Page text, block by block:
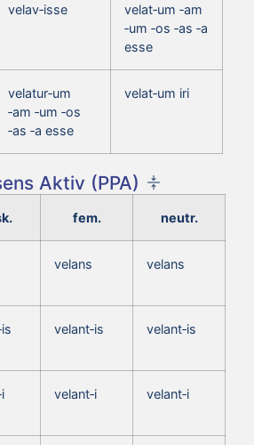
velav‑isse
velat‑um ‑am
‑um ‑os ‑as ‑a
esse
velatur‑um
‑am ‑um ‑os
‑as ‑a esse
velat‑um iri
Aktiv (PPA)
fem. neutr.
velans velans
velant‑is velant‑is
velant‑i velant‑i